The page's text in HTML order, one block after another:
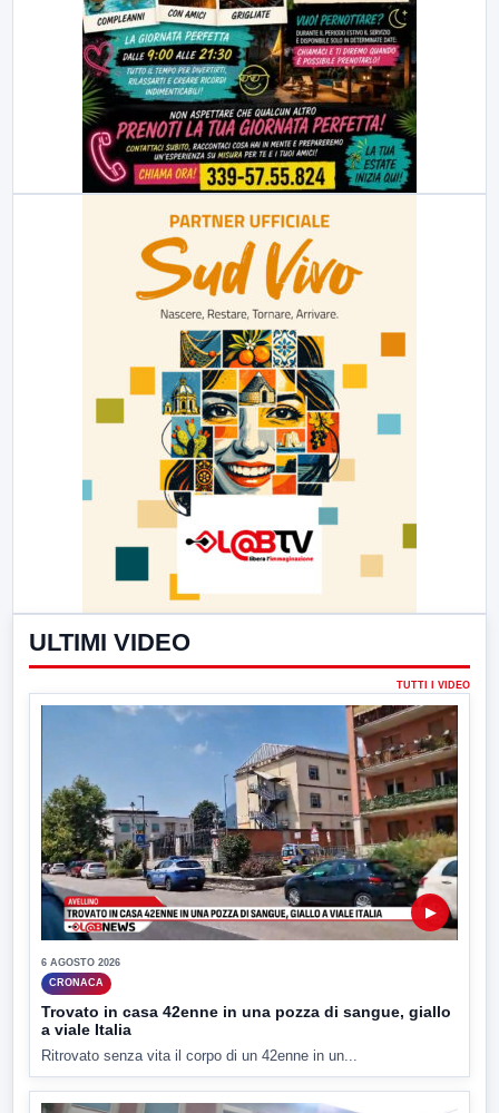
ULTIMI VIDEO
TUTTI I VIDEO
▶
6 AGOSTO 2026
CRONACA
Trovato in casa 42enne in una pozza di sangue, giallo
a viale Italia
Ritrovato senza vita il corpo di un 42enne in un...